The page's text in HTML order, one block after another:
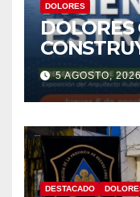
DOLORES
AGENDA
NUEVAS
5 AGOSTO,
DESTACADO